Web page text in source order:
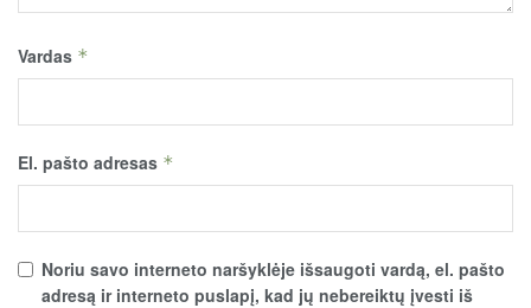
Vardas *
El. pašto adresas *
Noriu savo interneto naršyklėje išsaugoti vardą, el. pašto
adresą ir interneto puslapį, kad jų nebereiktų įvesti iš